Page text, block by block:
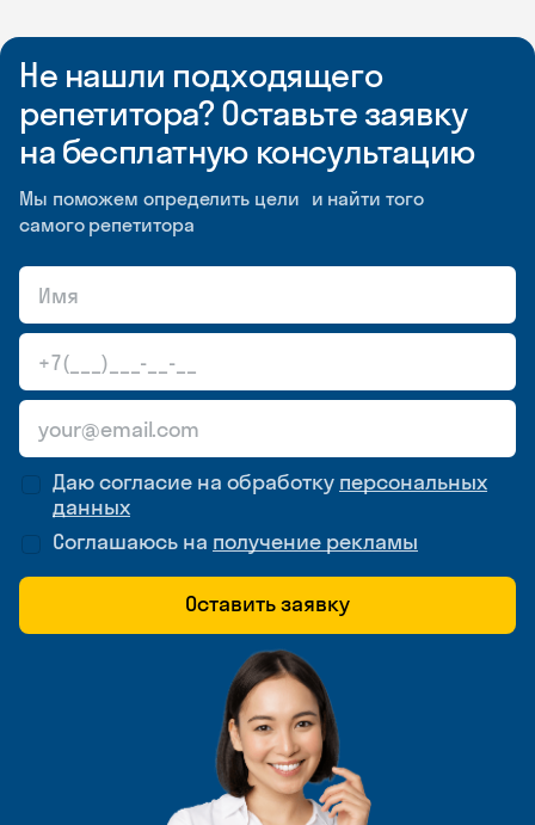
Не нашли подходящего
репетитора? Оставьте заявку
на бесплатную консультацию
Мы поможем определить цели и найти того
самого репетитора
Даю согласие на обработку персональных
данных
Соглашаюсь на получение рекламы
Оставить заявку